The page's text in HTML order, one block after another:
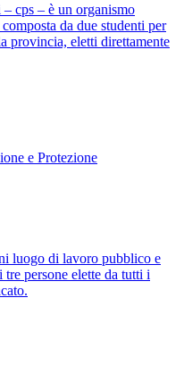
cps – è un organismo
da due studenti per
provincia, eletti direttamente
e Protezione
luogo di lavoro pubblico e
persone elette da tutti i